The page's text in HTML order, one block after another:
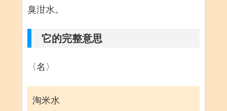
臭泔水。
它的完整意思
〈名〉
淘米水